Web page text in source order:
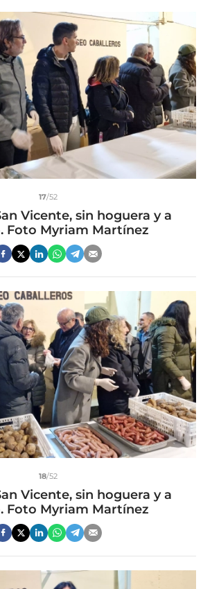
17/52
Vicente, sin hoguera y a
Foto Myriam Martínez
18/52
Vicente, sin hoguera y a
Foto Myriam Martínez